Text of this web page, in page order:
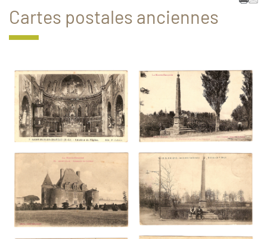
Cartes postales anciennes